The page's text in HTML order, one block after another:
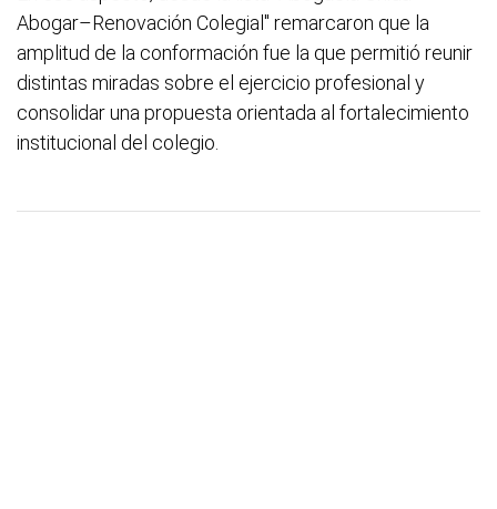
Abogar–Renovación Colegial" remarcaron que la
amplitud de la conformación fue la que permitió reunir
distintas miradas sobre el ejercicio profesional y
consolidar una propuesta orientada al fortalecimiento
institucional del colegio.